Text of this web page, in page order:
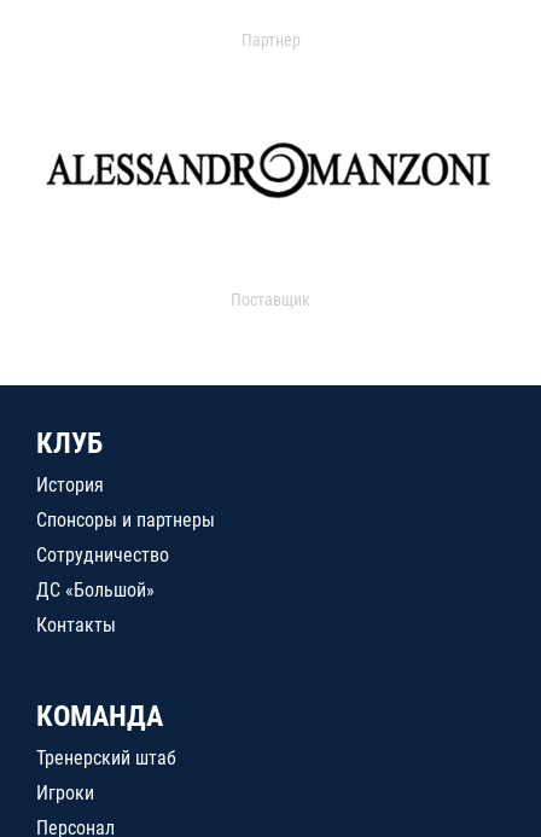
Партнер
Поставщик
КЛУБ
История
Спонсоры и партнеры
Сотрудничество
ДС «Большой»
Контакты
КОМАНДА
Тренерский штаб
Игроки
Персонал